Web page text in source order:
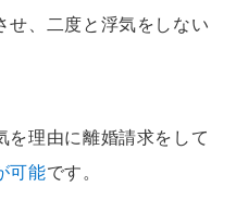
せ、二度と浮気をしない
を理由に離婚請求をして
可能です。